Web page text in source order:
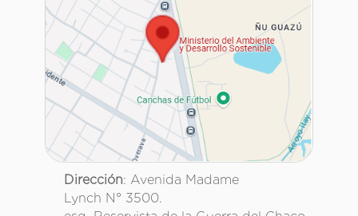
Dirección: Avenida Madame
Lynch N° 3500.